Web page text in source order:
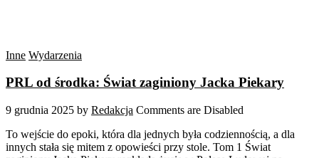
Inne Wydarzenia
PRL od środka: Świat zaginiony Jacka Piekary
9 grudnia 2025 by Redakcja Comments are Disabled
To wejście do epoki, która dla jednych była codziennością, a dla
innych stała się mitem z opowieści przy stole. Tom 1 Świat